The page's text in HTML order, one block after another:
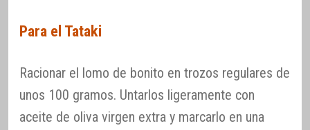
Para el Tataki
Racionar el lomo de bonito en trozos regulares de
unos 100 gramos. Untarlos ligeramente con
aceite de oliva virgen extra y marcarlo en una